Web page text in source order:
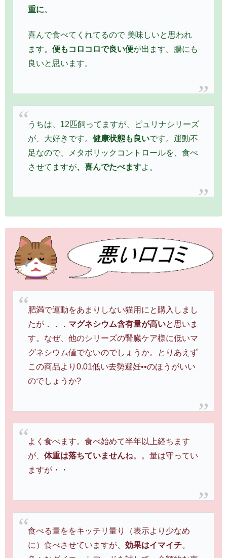
重に。
喜んで食べてくれてるので 美味しいと思われ
ます。 便もコロコロで良い便が出ます。腸にも
良いと思います。
うちは、12匹飼ってますが、ピュリナシリーズ
が、大好きです。 健康状態も良いです。運動不
足なので、メタボリックコントロールを、食べ
させてますが、喜んでたべますよ。
肥満で運動をあまりしない猫用にと購入しまし
たが．．． マグネシウム含有量が高いと思いま
す。なぜ、他のシリーズの腎臓ケア様に低いマ
グネシウム値でないのでしょうか。とりあえず
この商品より0.01低い去勢避妊••のほうがいい
のでしょうか?
よく食べます。食べ始めて半年以上経ちます
が、 体重は落ちていませんね。。量は守ってい
ますが・・
食べる量ををキッチリ量り（表示より少なめ
に）食べさせていますが、 効果はイマイチ。